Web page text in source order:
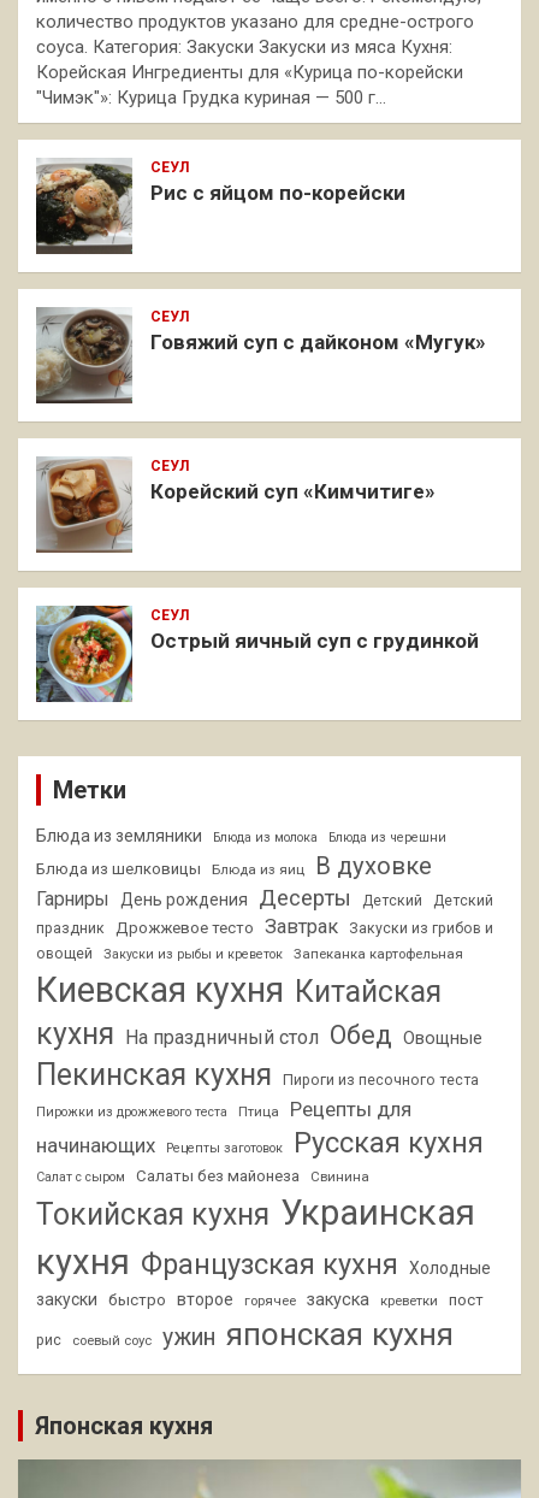
количество продуктов указано для средне-острого
соуса. Категория: Закуски Закуски из мяса Кухня:
Корейская Ингредиенты для «Курица по-корейски
"Чимэк"»: Курица Грудка куриная — 500 г…
СЕУЛ
Рис с яйцом по-корейски
СЕУЛ
Говяжий суп с дайконом «Мугук»
СЕУЛ
Корейский суп «Кимчитиге»
СЕУЛ
Острый яичный суп с грудинкой
Метки
Блюда из земляники Блюда из молока Блюда из черешни
Блюда из шелковицы Блюда из яиц В духовке
Гарниры День рождения Десерты Детский
Детский
праздник
Дрожжевое тесто Завтрак
Закуски из грибов и
овощей
Закуски из рыбы и креветок Запеканка картофельная
Киевская кухня Китайская
кухня
На праздничный стол Обед Овощные
Пекинская кухня Пироги из песочного теста
Пирожки из дрожжевого теста Птица
Рецепты для
начинающих
Рецепты заготовок Русская кухня
Салат с сыром Салаты без майонеза Свинина
Токийская кухня Украинская
кухня Французская кухня
Холодные
закуски
быстро второе горячее закуска креветки пост
рис соевый соус ужин японская кухня
Японская кухня